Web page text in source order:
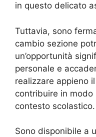
in questo delicato
Tuttavia, sono
cambio sezione
un’opportunità
personale e
realizzare appieno
contribuire in
contesto scolastico.
Sono disponibile a